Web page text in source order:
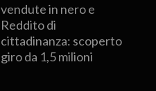
vendute in nero e
Reddito di
cittadinanza: scoperto
giro da 1,5 milioni